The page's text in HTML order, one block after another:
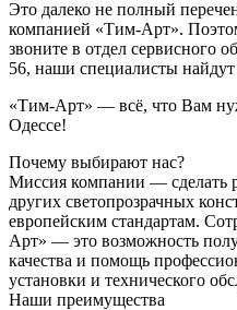
Это далеко не полный
компанией «Тим-Арт».
звоните в отдел сервисного
56, наши специалисты
«Тим-Арт» — всё, что Вам
Одессе!
Почему выбирают нас?
Миссия компании — сделать
других светопрозрачных
европейским стандартам.
Арт» — это возможность
качества и помощь
установки и технического
Наши преимущества